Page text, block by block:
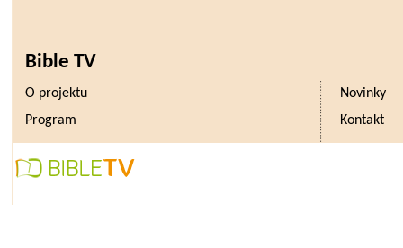
Bible TV
O projektu
Novinky
Program
Kontakt